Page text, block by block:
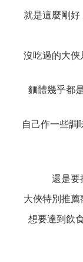
就是這麼剛好
沒吃過的大
麵體幾乎都
自己作一些調
還是要
大俠特別推薦
想要達到飲